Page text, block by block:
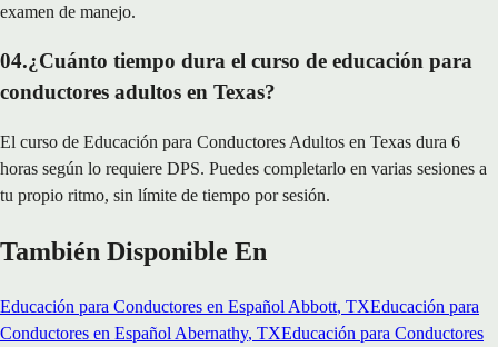
examen de manejo.
04.¿Cuánto tiempo dura el curso de educación para
conductores adultos en Texas?
El curso de Educación para Conductores Adultos en Texas dura 6
horas según lo requiere DPS. Puedes completarlo en varias sesiones a
tu propio ritmo, sin límite de tiempo por sesión.
También Disponible En
Educación para Conductores en Español Abbott, TXEducación para
Conductores en Español Abernathy, TXEducación para Conductores